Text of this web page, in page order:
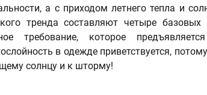
а с приходом летнего тепла и
тренда составляют четыре
требование, которое
в одежде приветствуется,
солнцу и к шторму!